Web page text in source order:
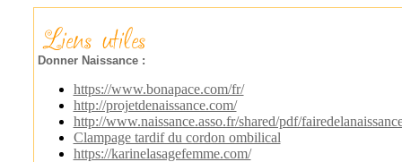
Donner Naissance :
https://www.bonapace.com/fr/
http://projetdenaissance.com/
http://www.naissance.asso.fr/shared/pdf/
Clampage tardif du cordon ombilical
https://karinelasagefemme.com/